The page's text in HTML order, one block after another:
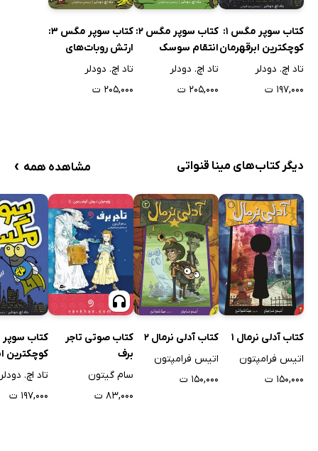
کتاب سوپر مگس 1:
کوچکترین ابرقهرمان
دنیا
تاد اچ. دودلر
۱۹۷,۰۰۰ ت
کتاب سوپر مگس 2:
انتقام سوسک
سرکش
تاد اچ. دودلر
۲۰۵,۰۰۰ ت
کتاب سوپر مگس 3:
ارتش روبات‌های
پرنده
تاد اچ. دودلر
۲۰۵,۰۰۰ ت
دیگر کتاب‌های مینا قنواتی مشاهده همه ›
کتاب آدلی نرمال 1
اتیس فرامپتون
۱۵۰,۰۰۰ ت
کتاب آدلی نرمال 2
اتیس فرامپتون
۱۵۰,۰۰۰ ت
کتاب صوتی تاجر
برف
سام گیتون
۸۳,۰۰۰ ت
کوچکترین
دنیا
تاد اچ. دودلر
۱۹۷,۰۰۰ ت